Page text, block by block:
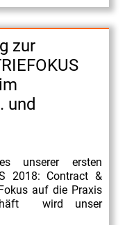
zur
und
unserer ersten
2018: Contract &
auf die Praxis
wird unser